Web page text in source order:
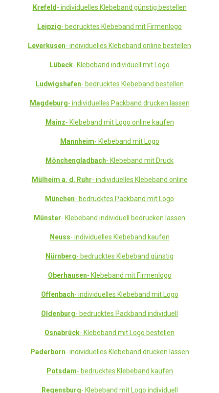
Krefeld - individuelles Klebeband günstig bestellen
Leipzig- bedrucktes Klebeband mit Firmenlogo
Leverkusen- individuelles Klebeband online bestellen
Lübeck- Klebeband individuell mit Logo
Ludwigshafen- bedrucktes Klebeband bestellen
Magdeburg- individuelles Packband drucken lassen
Mainz- Klebeband mit Logo online kaufen
Mannheim- Klebeband mit Logo
Mönchengladbach- Klebeband mit Druck
Mülheim a. d. Ruhr- individuelles Klebeband online
München- bedrucktes Packband mit Logo
Münster- Klebeband individuell bedrucken lassen
Neuss- individuelles Klebeband kaufen
Nürnberg- bedrucktes Klebeband günstig
Oberhausen- Klebeband mit Firmenlogo
Offenbach- individuelles Klebeband mit Logo
Oldenburg- bedrucktes Packband individuell
Osnabrück- Klebeband mit Logo bestellen
Paderborn- individuelles Klebeband drucken lassen
Potsdam- bedrucktes Klebeband kaufen
Regensburg- Klebeband mit Logo individuell